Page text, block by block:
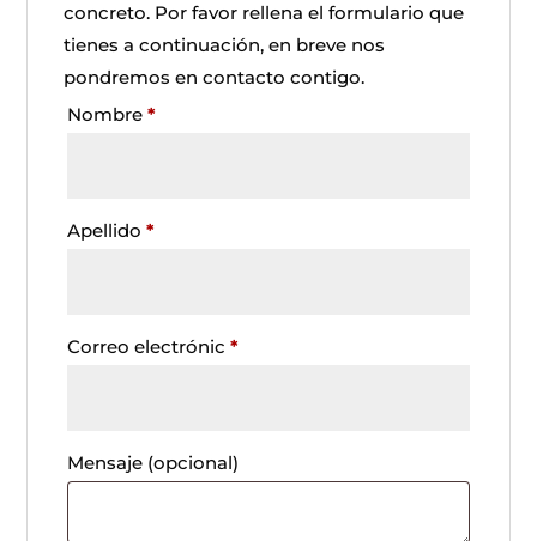
concreto. Por favor rellena el formulario que
tienes a continuación, en breve nos
pondremos en contacto contigo.
Nombre*
Apellido*
Correo electrónic*
Mensaje (opcional)